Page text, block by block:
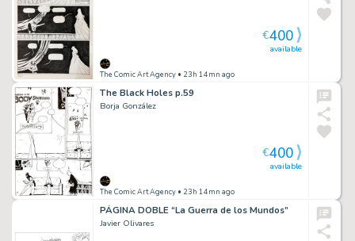
The Comic Art Agency • 23h 14mn ago
available
€400
The Black Holes p.59
Borja González
The Comic Art Agency • 23h 14mn ago
available
€400
PÁGINA DOBLE “La Guerra de los Mundos”
Javier Olivares